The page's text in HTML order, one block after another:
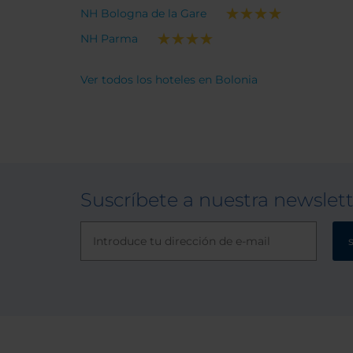
NH Bologna de la Gare
NH Parma
Ver todos los hoteles en Bolonia
Suscríbete a nuestra